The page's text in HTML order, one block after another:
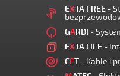
EXTA FREE -
GARDI -
EXTA LIFE -
CET - Kable i